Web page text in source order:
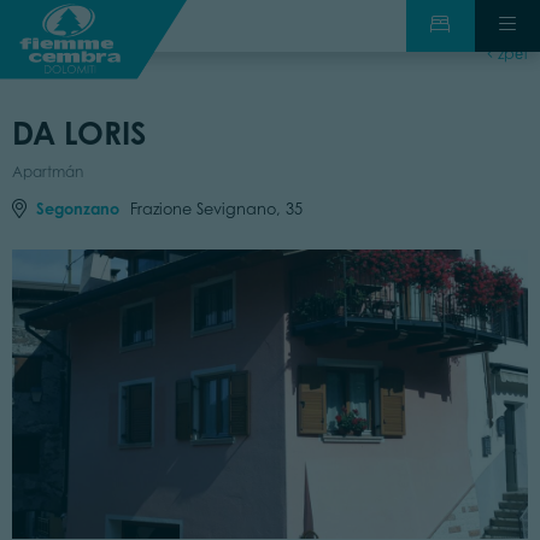
zpět
DA LORIS
Apartmán
Segonzano Frazione Sevignano, 35